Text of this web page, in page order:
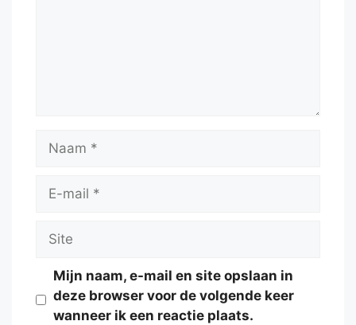
Naam
Site
Mijn naam, e-mail en site opslaan in
deze browser voor de volgende keer
wanneer ik een reactie plaats.